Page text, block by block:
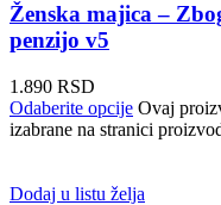
Ženska majica –
penzijo v5
1.890 RSD
Odaberite opcije Ovaj
izabrane na stranici
Dodaj u listu želja